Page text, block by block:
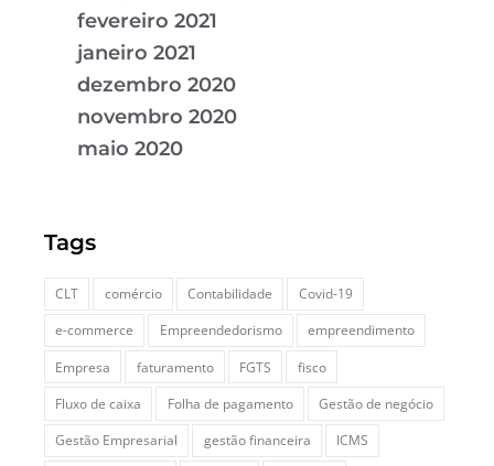
fevereiro 2021
janeiro 2021
dezembro 2020
novembro 2020
maio 2020
Tags
CLT comércio Contabilidade
Covid-19
e-commerce
Empreendedorismo
empreendimento
Empresa
faturamento FGTS
fisco
Fluxo de caixa
Folha de pagamento
Gestão de negócio
Gestão Empresarial
gestão financeira
ICMS